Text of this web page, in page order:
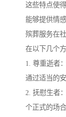
这些特点使
能够提供情
殡葬服务在
在以下几个方
1. 尊重逝者
通过适当的
2. 抚慰生者
个正式的场